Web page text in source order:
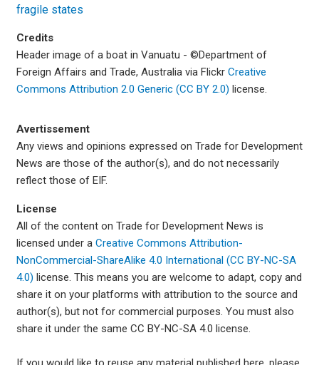
fragile states
Credits
Header image of a boat in Vanuatu - ©Department of
Foreign Affairs and Trade, Australia via Flickr Creative
Commons Attribution 2.0 Generic (CC BY 2.0) license.
Avertissement
Any views and opinions expressed on Trade for Development
News are those of the author(s), and do not necessarily
reflect those of EIF.
License
All of the content on Trade for Development News is
licensed under a Creative Commons Attribution-
NonCommercial-ShareAlike 4.0 International (CC BY-NC-SA
4.0) license. This means you are welcome to adapt, copy and
share it on your platforms with attribution to the source and
author(s), but not for commercial purposes. You must also
share it under the same CC BY-NC-SA 4.0 license.